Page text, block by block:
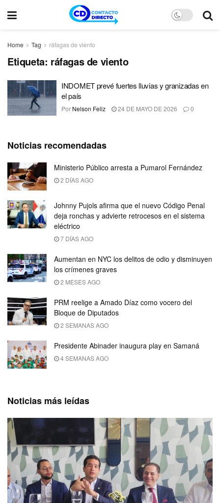
Home Tag ráfagas de viento
Etiqueta: ráfagas de viento
INDOMET prevé fuertes lluvias y granizadas en
el país
Por Nelson Feliz 24 DE MAYO DE 2026 0
Noticias recomendadas
Ministerio Público arresta a Pumarol Fernández
2 DÍAS AGO
Johnny Pujols afirma que el nuevo Código Penal
deja ronchas y advierte retrocesos en el sistema
eléctrico
7 DÍAS AGO
Aumentan en NYC los delitos de odio y disminuyen
los crímenes graves
2 MESES AGO
PRM reelige a Amado Díaz como vocero del
Bloque de Diputados
2 SEMANAS AGO
Presidente Abinader inaugura play en Samaná
4 SEMANAS AGO
Noticias más leídas